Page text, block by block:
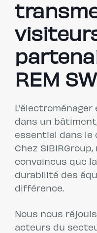
REM
dans un
essentiel dans
Chez
convaincus que
durabilité des
différence.
Nous nous
acteurs du